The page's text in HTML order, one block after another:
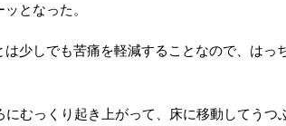
となった。
は少しでも苦痛を軽減することなので、はっ
むっくり起き上がって、床に移動してうつ